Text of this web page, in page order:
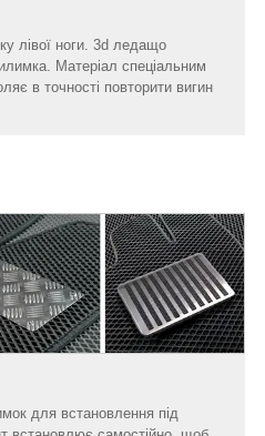
лівої ноги. 3d ледащо
Матеріал спеціальним
в точності повторити вигин
для встановлення під